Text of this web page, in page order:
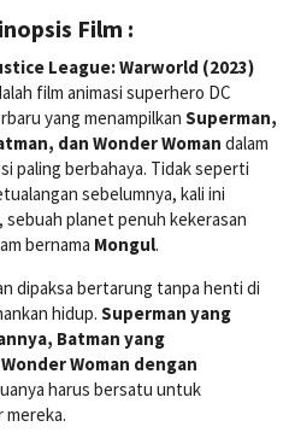
Film :
League: Warworld (2023)
film animasi superhero DC
yang menampilkan Superman,
dan Wonder Woman dalam
paling berbahaya. Tidak seperti
sebelumnya, kali ini
, sebuah planet penuh kekerasan
bernama Mongul.
dipaksa bertarung tanpa henti di
hidup. Superman yang
Batman yang
Woman dengan
harus bersatu untuk